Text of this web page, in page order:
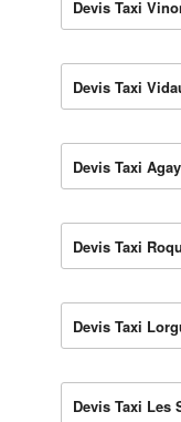
Devis Taxi
Devis Taxi
Devis Taxi Agay
Devis Taxi
Devis Taxi
Devis Taxi Les